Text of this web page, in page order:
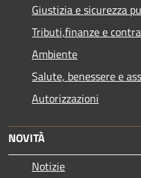
Giustizia e sicurezza
Tributi,finanze e
Ambiente
Salute, benessere e
Autorizzazioni
NOVITÀ
Notizie